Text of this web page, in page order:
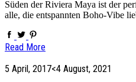
Süden der Riviera Maya ist der
alle, die entspannten Boho-Vibe
Read More
5 April, 2017<4 August, 2021